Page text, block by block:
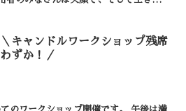
＼キャンドルワークショップ残席
わずか！／